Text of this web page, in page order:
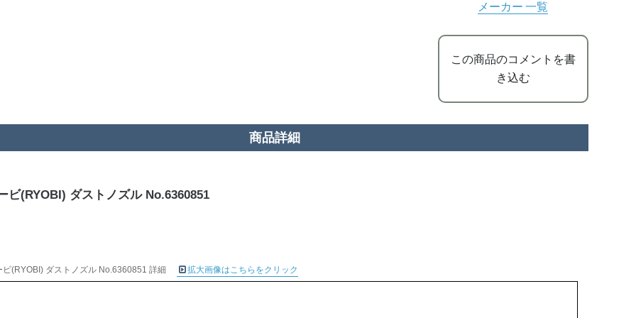
メーカー 一覧
この商品のコメントを書
き込む
商品詳細
ビ(RYOBI) ダストノズル No.6360851
ビ(RYOBI) ダストノズル No.6360851 詳細 拡大画像はこちらをクリック